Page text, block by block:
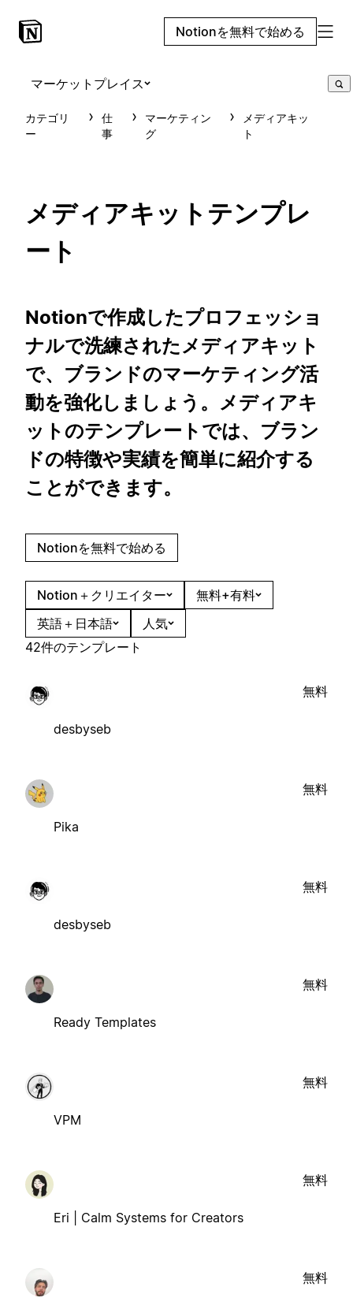
Notionを無料で始める
マーケットプレイス
カテゴリ
ー
仕
事
マーケティン
グ
メディアキッ
ト
メディアキットテンプレ
ート
Notionで作成したプロフェッショ
ナルで洗練されたメディアキット
で、ブランドのマーケティング活
動を強化しましょう。メディアキ
ットのテンプレートでは、ブラン
ドの特徴や実績を簡単に紹介する
ことができます。
Notionを無料で始める
Notion＋クリエイター
無料+有料
英語＋日本語
人気
42件のテンプレート
desbyseb
無料
Pika
無料
desbyseb
無料
Ready Templates
無料
VPM
無料
Eri | Calm Systems for Creators
無料
無料